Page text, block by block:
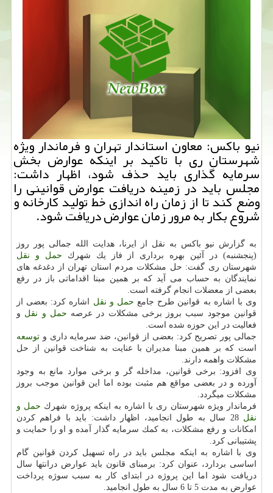
نیو باكس: معاون استاندار تهران و فرماندار ویژه
شهرستان ری با تاكید بر اینكه عوارض بخش
سرمایه گذاری باید حذف شود، اظهار داشت:
مجلس باید در زمینه دریافت عوارض قوانینی را
وضع كند تا از زمان راه اندازی خط تولید كارخانه و
شروع بكار به مرور زمان عوارض دریافت شود.
به گزارش نیو باكس به نقل از ایرنا، هدایت الله جمالی پور روز
(پنجشنبه) در آئین بهره برداری از فاز یك شهرك حمل و نقل
شهرستان ری گفت: حل مشكلات مردم استان تهران از دغدغه های
نمایندگان به حساب می آید كه بر همین مبنا اقداماتی باز در رفع
بعضی از معضلات انجام گرفته است.
وی با اشاره به قوانین طرح جامع حمل و نقل اشاره كرد: بعضی از
قوانین موجود سبب بروز برخی مشكلات در عرصه حمل و نقل و
فعالیت در این حوزه شده است.
جمالی پور تصریح كرد: بعضی از قوانین، ضد سرمایه داری و توسعه
است كه بر همین مبنا مدیران با عنایت به شناخت قوانین از حل
مشكلات واهمه دارند.
وی افزود: برخی قوانین، مداخله گر و برخی موارد مانع به وجود
آورده و در بعضی مواقع هم مثبت بوده اما این قوانین موجب بروز
مشكلات میگردد.
فرماندار ویژه شهرستان ری با اشاره به اینكه پروژه شهرك حمل و
نقل
28 سال به طول انجامید، اظهار داشت: باید با فراهم كردن
امكانات و رفع مشكلات، به كمك سرمایه گذار آمده و او را حمایت و
پشتیبانی كرد.
وی با اشاره به اینكه مجلس باید در راه تسهیل كردن قوانین گام
اساسی بردارد، عنوان كرد: برمبنای قانون باید عوارض درانتها سال
دریافت شود اما این پروژه در ابتدای كار به سبب سوژه پرداخت
عوارض به مدت 5 تا 6 سال به طول انجامید.